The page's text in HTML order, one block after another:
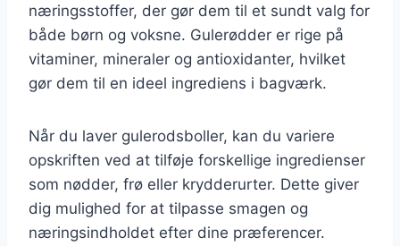
næringsstoffer, der gør dem til et sundt valg for
både børn og voksne. Gulerødder er rige på
vitaminer, mineraler og antioxidanter, hvilket
gør dem til en ideel ingrediens i bagværk.
Når du laver gulerodsboller, kan du variere
opskriften ved at tilføje forskellige ingredienser
som nødder, frø eller krydderurter. Dette giver
dig mulighed for at tilpasse smagen og
næringsindholdet efter dine præferencer.